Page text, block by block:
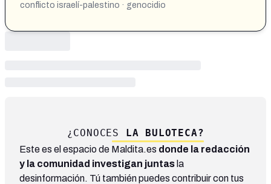
conflicto israelí-palestino · genocidio
¿CONOCES LA BULOTECA?
Este es el espacio de Maldita.es donde la redacción
y la comunidad investigan juntas la
desinformación. Tú también puedes contribuir con tus